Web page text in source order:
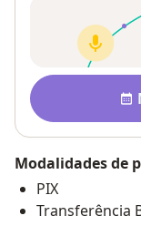
Disponibilidade
Modalidades de
PIX
Transferência